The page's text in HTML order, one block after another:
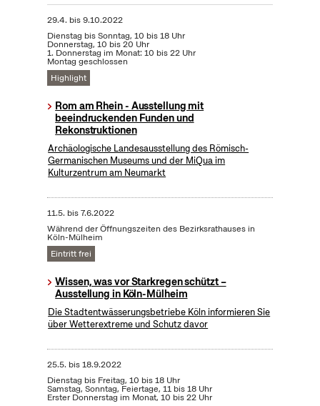
29.4. bis9.10.2022
Dienstag bis Sonntag, 10 bis 18 Uhr
Donnerstag, 10 bis 20 Uhr
1. Donnerstag im Monat: 10 bis 22 Uhr
Montag geschlossen
Highlight
Rom am Rhein - Ausstellung mit
beeindruckenden Funden und
Rekonstruktionen
Archäologische Landesausstellung des Römisch-
Germanischen Museums und der MiQua im
Kulturzentrum am Neumarkt
11.5. bis7.6.2022
Während der Öffnungszeiten des Bezirksrathauses in
Köln-Mülheim
Eintritt frei
Wissen, was vor Starkregen schützt –
Ausstellung in Köln-Mülheim
Die Stadtentwässerungsbetriebe Köln informieren Sie
über Wetterextreme und Schutz davor
25.5. bis18.9.2022
Dienstag bis Freitag, 10 bis 18 Uhr
Samstag, Sonntag, Feiertage, 11 bis 18 Uhr
Erster Donnerstag im Monat, 10 bis 22 Uhr